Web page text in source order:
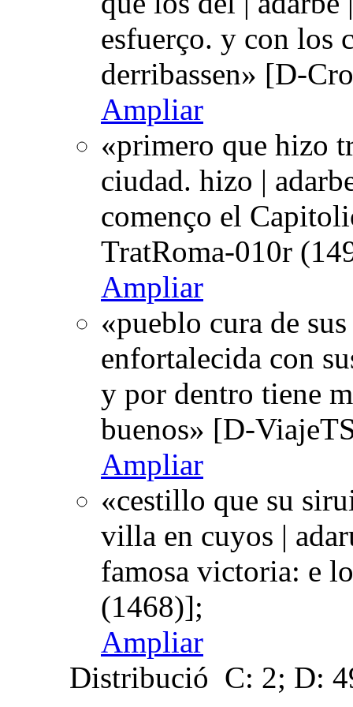
esfuerço. y con los
derribassen» [D-
Ampliar
«primero que hizo
ciudad. hizo |
començo el
TratRoma-010r
Ampliar
«pueblo cura de
enfortalecida con
y por dentro tiene
buenos» [D-
Ampliar
«cestillo que su
villa en cuyos |
famosa victoria: e
(1468)];
Ampliar
Distribució C: 2; D: